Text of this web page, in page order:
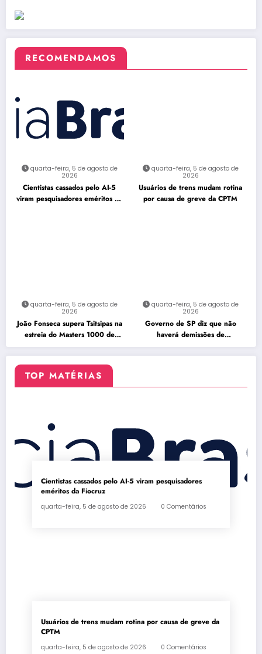
RECOMENDAMOS
quarta-feira, 5 de agosto de
2026
Cientistas cassados pelo AI-5
viram pesquisadores eméritos da
quarta-feira, 5 de agosto de
2026
Usuários de trens mudam rotina
por causa de greve da CPTM
quarta-feira, 5 de agosto de
2026
João Fonseca supera Tsitsipas na
estreia do Masters 1000 de
Montreal
quarta-feira, 5 de agosto de
2026
Governo de SP diz que não
haverá demissões de
funcionários da CPTM
TOP MATÉRIAS
Cientistas cassados pelo AI-5 viram pesquisadores
eméritos da Fiocruz
quarta-feira, 5 de agosto de 2026 0 Comentários
Usuários de trens mudam rotina por causa de greve da
CPTM
quarta-feira, 5 de agosto de 2026 0 Comentários